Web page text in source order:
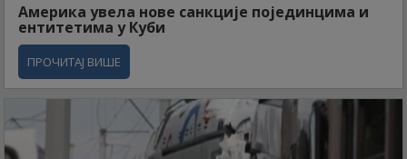
Америка увела нове санкције појединцима и
ентитетима у Куби
ПРОЧИТАЈ ВИШЕ